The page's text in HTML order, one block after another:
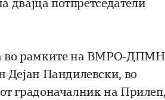
двајца потпретседатели
во рамките на ВМРО-
Дејан Пандилевски, во
градоначалник на Прилеп,